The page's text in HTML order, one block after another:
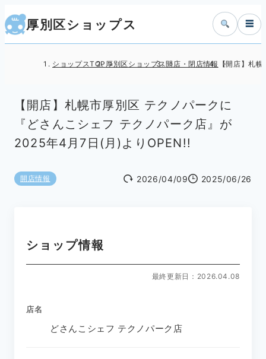
厚別区ショップス ☰
ショップスTOP 厚別区ショップス開店・閉店情報 【開店】札
【開店】札幌市厚別区 テクノパークに
『どさんこシェフ テクノパーク店』が
2025年4月7日(月)よりOPEN!!
開店情報 2026/04/09 2025/06/26
ショップ情報
最終更新日：2026.04.08
店名
どさんこシェフ テクノパーク店